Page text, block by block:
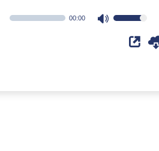
00:00
Use
Up/Down